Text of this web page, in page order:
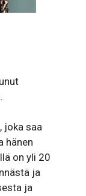
joka saa
hänen
on yli 20
ja
ja